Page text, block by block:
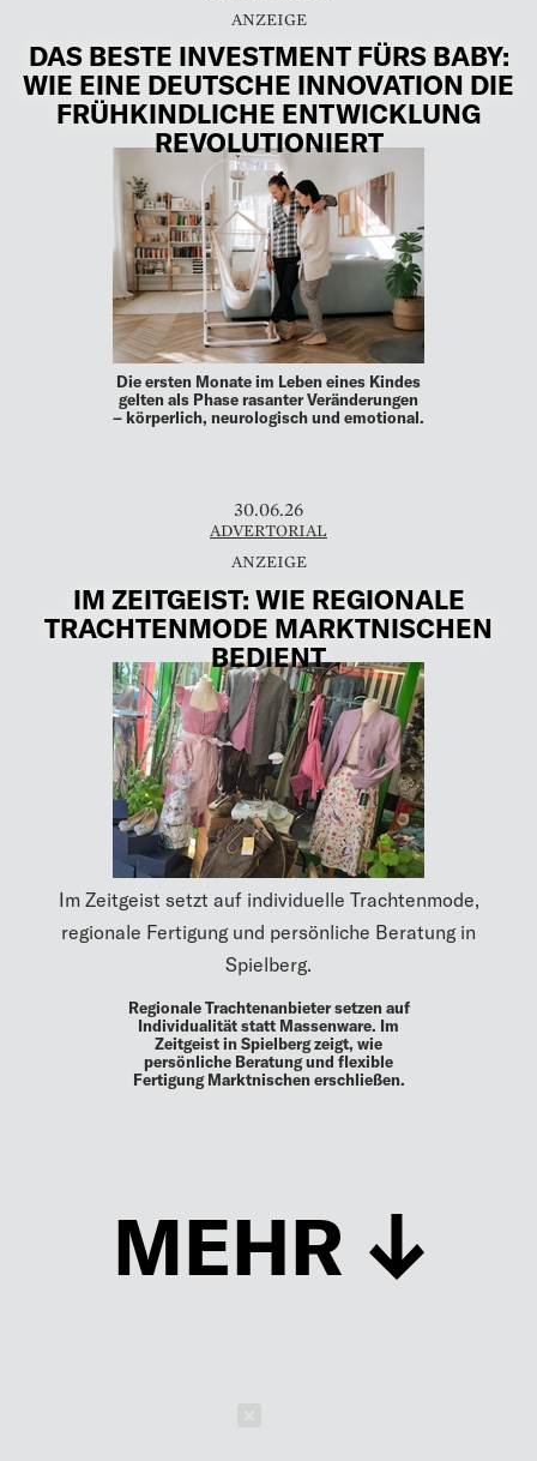
DAS BESTE INVESTMENT FÜRS BABY:
WIE EINE DEUTSCHE INNOVATION DIE
FRÜHKINDLICHE ENTWICKLUNG
REVOLUTIONIERT
Die ersten Monate im Leben eines Kindes
gelten als Phase rasanter Veränderungen
– körperlich, neurologisch und emotional.
30.06.26
ADVERTORIAL
IM ZEITGEIST: WIE REGIONALE
TRACHTENMODE MARKTNISCHEN
BEDIENT
Im Zeitgeist setzt auf individuelle Trachtenmode,
regionale Fertigung und persönliche Beratung in
Spielberg.
Regionale Trachtenanbieter setzen auf
Individualität statt Massenware. Im
Zeitgeist in Spielberg zeigt, wie
persönliche Beratung und flexible
Fertigung Marktnischen erschließen.
MEHR